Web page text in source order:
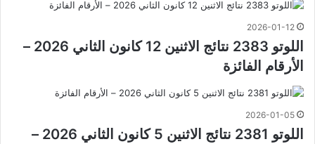
2026-01-12
اللوتو 2383 نتائج الاثنين 12 كانون الثاني 2026 –
الأرقام الفائزة
2026-01-05
اللوتو 2381 نتائج الاثنين 5 كانون الثاني 2026 –